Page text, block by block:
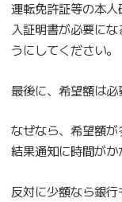
運転免許証等の本
入証明書が必要に
うにしてください。
最後に、希望額は必
なぜなら、希望額が
結果通知に時間がか
反対に少額なら銀